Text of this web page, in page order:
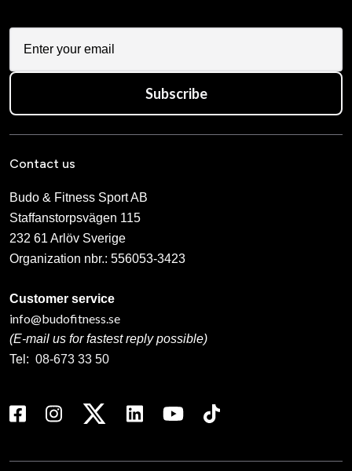
Subscribe
Contact us
Budo & Fitness Sport AB
Staffanstorpsvägen 115
232 61 Arlöv Sverige
Organization nbr.: 556053-3423
Customer service
info@budofitness.se
(E-mail us for fastest reply possible)
Tel: 08-673 33 50